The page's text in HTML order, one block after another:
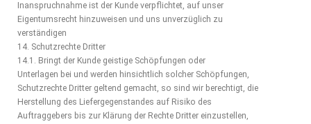
Inanspruchnahme ist der Kunde verpflichtet, auf unser
Eigentumsrecht hinzuweisen und uns unverzüglich zu
verständigen
14. Schutzrechte Dritter
14.1. Bringt der Kunde geistige Schöpfungen oder
Unterlagen bei und werden hinsichtlich solcher Schöpfungen,
Schutzrechte Dritter geltend gemacht, so sind wir berechtigt, die
Herstellung des Liefergegenstandes auf Risiko des
Auftraggebers bis zur Klärung der Rechte Dritter einzustellen,